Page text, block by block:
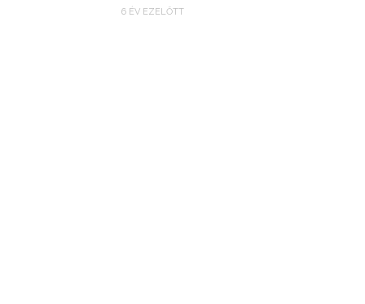
6 ÉV EZELŐTT